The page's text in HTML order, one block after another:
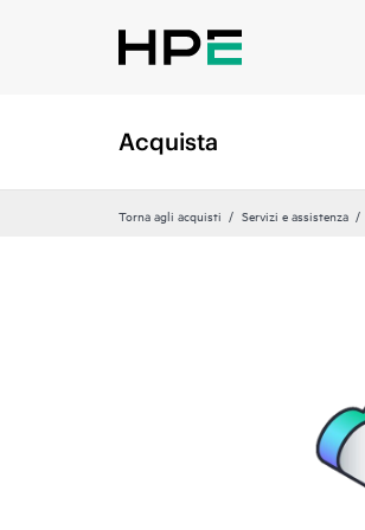
Acquista
Torna agli acquisti Servizi e assistenza